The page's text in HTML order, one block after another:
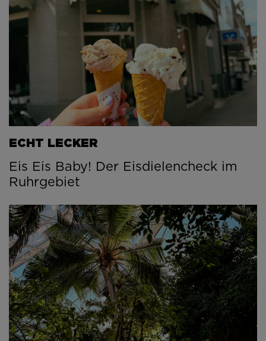
ECHT LECKER
Eis Eis Baby! Der Eisdielencheck im
Ruhrgebiet